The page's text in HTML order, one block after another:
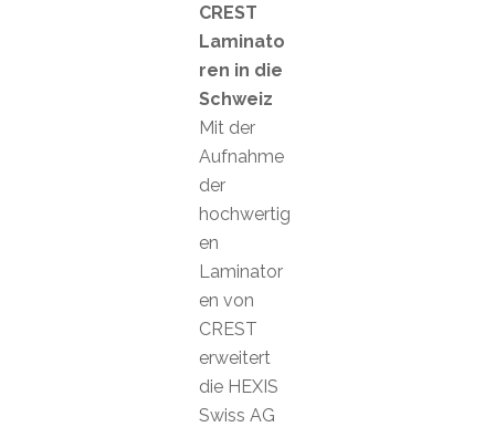
CREST
Laminato
ren in die
Schweiz
Mit der
Aufnahme
der
hochwertig
en
Laminator
en von
CREST
erweitert
die HEXIS
Swiss AG